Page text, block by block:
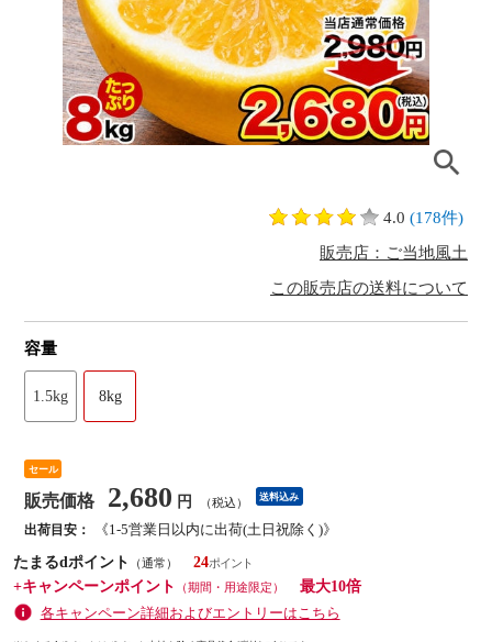
4.0 (178件)
販売店：ご当地風土
この販売店の送料について
容量
1.5kg 8kg
セール
販売価格 2,680 円 （税込） 送料込み
出荷目安：
《1-5営業日以内に出荷(土日祝除く)》
たまるdポイント
（通常）
24
+キャンペーンポイント
（期間・用途限定）
最大10倍
各キャンペーン詳細およびエントリーはこちら